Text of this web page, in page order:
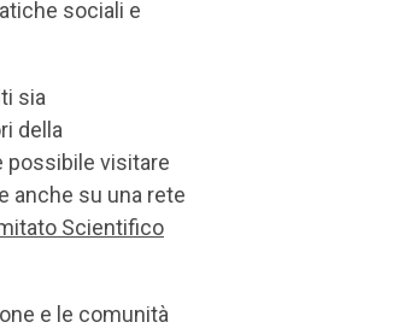
sociali e
sia
della
possibile visitare
anche su una rete
Scientifico
e le comunità